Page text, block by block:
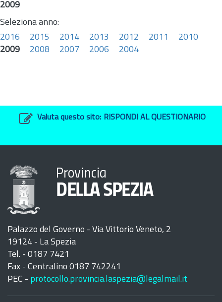
2009
Seleziona anno:
2016
2015 2014 2013 2012 2011
2010
2009
2008 2007 2006 2004
Valuta questo sito: RISPONDI AL QUESTIONARIO
Provincia
DELLA SPEZIA
Palazzo del Governo - Via Vittorio Veneto, 2
19124 - La Spezia
Tel. - 0187 7421
Fax - Centralino 0187 742241
PEC - protocollo.provincia.laspezia@legalmail.it